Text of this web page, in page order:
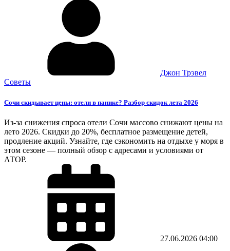
Джон Трэвел
Советы
Сочи скидывает цены: отели в панике? Разбор скидок лета 2026
Из-за снижения спроса отели Сочи массово снижают цены на
лето 2026. Скидки до 20%, бесплатное размещение детей,
продление акций. Узнайте, где сэкономить на отдыхе у моря в
этом сезоне — полный обзор с адресами и условиями от
АТОР.
27.06.2026 04:00